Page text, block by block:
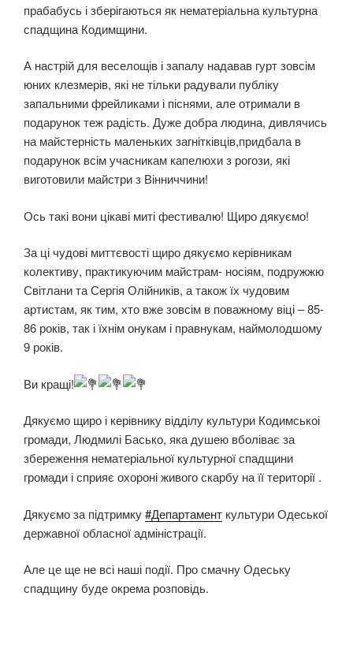
прабабусь і зберігаються як нематеріальна культурна
спадщина Кодимщини.
А настрій для веселощів і запалу надавав гурт зовсім
юних клезмерів, які не тільки радували публіку
запальними фрейликами і піснями, але отримали в
подарунок теж радість. Дуже добра людина, дивлячись
на майстерність маленьких загнітківців,придбала в
подарунок всім учасникам капелюхи з рогози, які
виготовили майстри з Вінниччини!
Ось такі вони цікаві миті фестивалю! Щиро дякуємо!
За ці чудові миттєвості щиро дякуємо керівникам
колективу, практикуючим майстрам- носіям, подружжю
Світлани та Сергія Олійників, а також їх чудовим
артистам, як тим, хто вже зовсім в поважному віці – 85-
86 років, так і їхнім онукам і правнукам, наймолодшому
9 років.
Ви кращі!
Дякуємо щиро і керівнику відділу культури Кодимськоі
громади, Людмилі Басько, яка душею вболіває за
збереження нематеріальної культурної спадщини
громади і сприяє охороні живого скарбу на її території .
Дякуємо за підтримку#Департамент культури Одеської
державної обласної адміністрації.
Але це ще не всі наші події. Про смачну Одеську
спадщину буде окрема розповідь.